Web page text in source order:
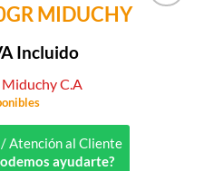
MIDUCHY
Incluido
C.A
Atención al Cliente
ayudarte?